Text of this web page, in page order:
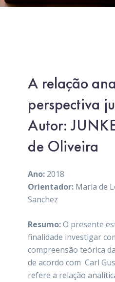
A relação
perspectiva
Autor:
de Oliveira
Ano: 2018
Orientador: Maria de
Sanchez
Resumo:O presente
finalidade investigar
compreensão teórica
de acordo com Carl
refere a relação